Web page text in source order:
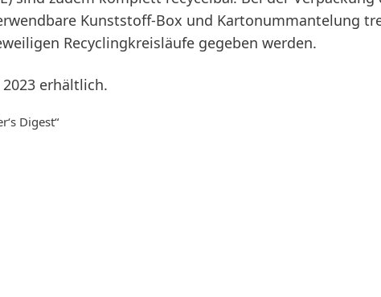
Kunststoff-Box und Kartonummantelung
Recyclingkreisläufe gegeben werden.
erhältlich.
Digest“